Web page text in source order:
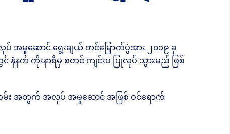
အမှုဆောင် ရွေးချယ် တင်မြှောက်ပွဲအား ၂၀၁၉ ခု
တွင် နံနက် ကိုးနာရီမှ စတင် ကျင်းပ ပြုလုပ် သွားမည် ဖြစ်
က်တမ်း အတွက် အလုပ် အမှုဆောင် အဖြစ် ဝင်ရောက်